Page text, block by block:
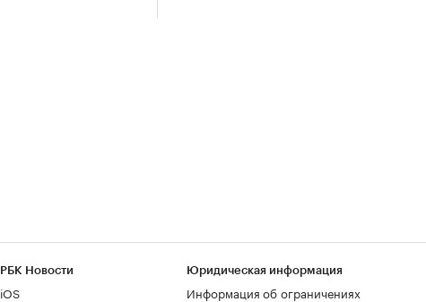
РБК Новости
iOS
Юридическая информация
Информация об ограничениях